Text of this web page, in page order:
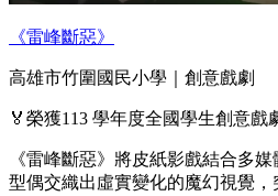
《雷峰斷惡》
高雄市竹圍國民小學｜創意戲劇
🏅榮獲113 學年度全國學生創意戲
《雷峰斷惡》將皮紙影戲結合多
型偶交織出虛實變化的魔幻視覺，